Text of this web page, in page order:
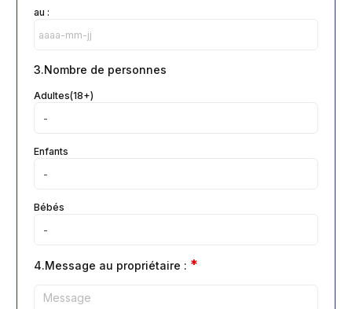
au :
3.Nombre de personnes
Adultes(18+)
Enfants
Bébés
4.Message au propriétaire : *